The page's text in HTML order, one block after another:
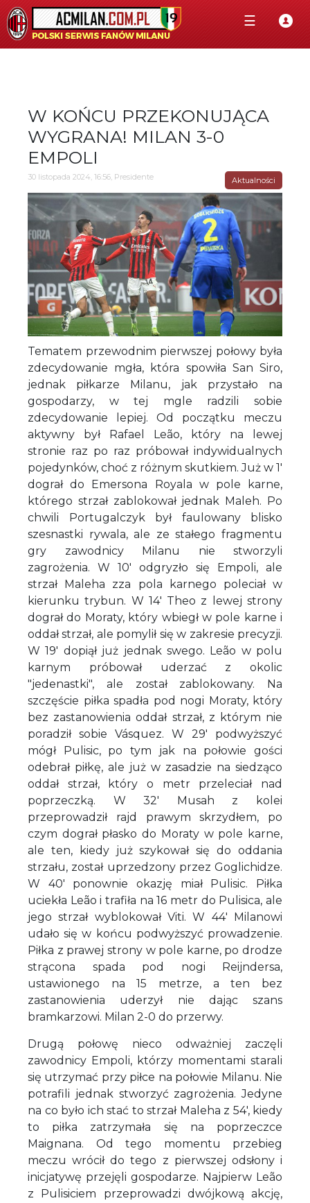
☰
W KOŃCU PRZEKONUJĄCA
WYGRANA! MILAN 3-0
EMPOLI
30 listopada 2024, 16:56, Presidente Aktualności
Tematem przewodnim pierwszej połowy była
zdecydowanie mgła, która spowiła San Siro,
jednak piłkarze Milanu, jak przystało na
gospodarzy, w tej mgle radzili sobie
zdecydowanie lepiej. Od początku meczu
aktywny był Rafael Leão, który na lewej
stronie raz po raz próbował indywidualnych
pojedynków, choć z różnym skutkiem. Już w 1'
dograł do Emersona Royala w pole karne,
którego strzał zablokował jednak Maleh. Po
chwili Portugalczyk był faulowany blisko
szesnastki rywala, ale ze stałego fragmentu
gry zawodnicy Milanu nie stworzyli
zagrożenia. W 10' odgryzło się Empoli, ale
strzał Maleha zza pola karnego poleciał w
kierunku trybun. W 14' Theo z lewej strony
dograł do Moraty, który wbiegł w pole karne i
oddał strzał, ale pomylił się w zakresie precyzji.
W 19' dopiął już jednak swego. Leão w polu
karnym próbował uderzać z okolic
"jedenastki", ale został zablokowany. Na
szczęście piłka spadła pod nogi Moraty, który
bez zastanowienia oddał strzał, z którym nie
poradził sobie Vásquez. W 29' podwyższyć
mógł Pulisic, po tym jak na połowie gości
odebrał piłkę, ale już w zasadzie na siedząco
oddał strzał, który o metr przeleciał nad
poprzeczką. W 32' Musah z kolei
przeprowadził rajd prawym skrzydłem, po
czym dograł płasko do Moraty w pole karne,
ale ten, kiedy już szykował się do oddania
strzału, został uprzedzony przez Goglichidze.
W 40' ponownie okazję miał Pulisic. Piłka
uciekła Leão i trafiła na 16 metr do Pulisica, ale
jego strzał wyblokował Viti. W 44' Milanowi
udało się w końcu podwyższyć prowadzenie.
Piłka z prawej strony w pole karne, po drodze
strącona spada pod nogi Reijndersa,
ustawionego na 15 metrze, a ten bez
zastanowienia uderzył nie dając szans
bramkarzowi. Milan 2-0 do przerwy.
Drugą połowę nieco odważniej zaczęli
zawodnicy Empoli, którzy momentami starali
się utrzymać przy piłce na połowie Milanu. Nie
potrafili jednak stworzyć zagrożenia. Jedyne
na co było ich stać to strzał Maleha z 54', kiedy
to piłka zatrzymała się na poprzeczce
Maignana. Od tego momentu przebieg
meczu wrócił do tego z pierwszej odsłony i
inicjatywę przejęli gospodarze. Najpierw Leão
z Pulisiciem przeprowadzi dwójkową akcję,